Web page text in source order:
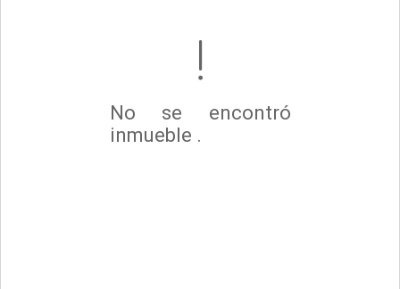
No se encontró
inmueble .